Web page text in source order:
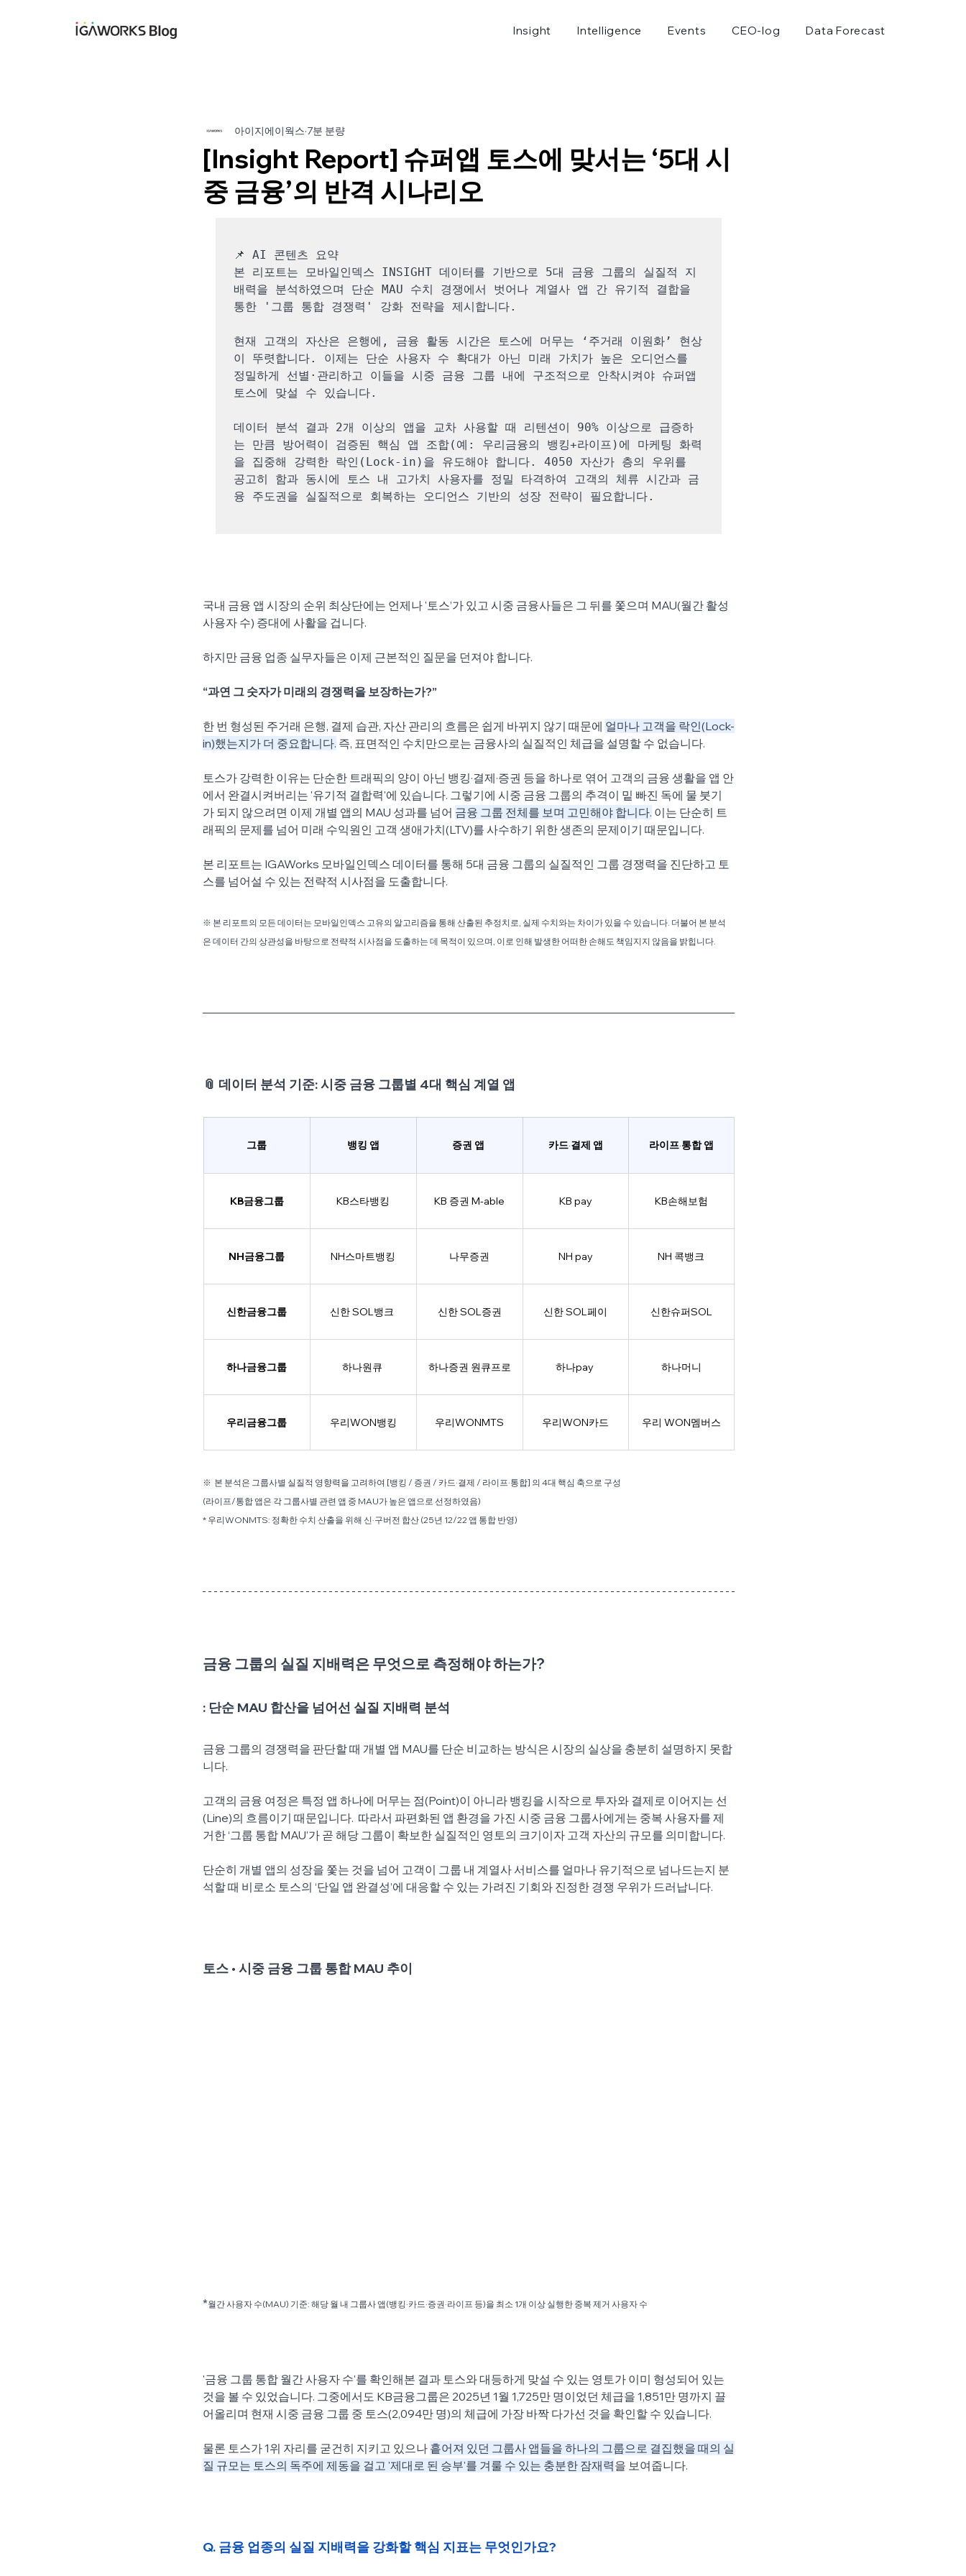
Insight Intelligence Events CEO-log Data Forecast
[Insight Report] 슈퍼앱 토스에 맞서는 ‘5대 시
중 금융’의 반격 시나리오
아이지에이웍스 7분 분량
📌 AI 콘텐츠 요약
본 리포트는 모바일인덱스 INSIGHT 데이터를 기반으로 5대 금융 그룹의 실질적 지
배력을 분석하였으며 단순 MAU 수치 경쟁에서 벗어나 계열사 앱 간 유기적 결합을
통한 '그룹 통합 경쟁력' 강화 전략을 제시합니다.
현재 고객의 자산은 은행에, 금융 활동 시간은 토스에 머무는 ‘주거래 이원화’ 현상
이 뚜렷합니다. 이제는 단순 사용자 수 확대가 아닌 미래 가치가 높은 오디언스를
정밀하게 선별·관리하고 이들을 시중 금융 그룹 내에 구조적으로 안착시켜야 슈퍼앱
토스에 맞설 수 있습니다.
데이터 분석 결과 2개 이상의 앱을 교차 사용할 때 리텐션이 90% 이상으로 급증하
는 만큼 방어력이 검증된 핵심 앱 조합(예: 우리금융의 뱅킹+라이프)에 마케팅 화력
을 집중해 강력한 락인(Lock-in)을 유도해야 합니다. 4050 자산가 층의 우위를
공고히 함과 동시에 토스 내 고가치 사용자를 정밀 타격하여 고객의 체류 시간과 금
융 주도권을 실질적으로 회복하는 오디언스 기반의 성장 전략이 필요합니다.
국내 금융 앱 시장의 순위 최상단에는 언제나 '토스’가 있고 시중 금융사들은 그 뒤를 쫓으며 MAU(월간 활성
사용자 수) 증대에 사활을 겁니다.
하지만 금융 업종 실무자들은 이제 근본적인 질문을 던져야 합니다.
“과연 그 숫자가 미래의 경쟁력을 보장하는가?”
한 번 형성된 주거래 은행, 결제 습관, 자산 관리의 흐름은 쉽게 바뀌지 않기 때문에 얼마나 고객을 락인(Lock-
in)했는지가 더 중요합니다. 즉, 표면적인 수치만으로는 금융사의 실질적인 체급을 설명할 수 없습니다.
토스가 강력한 이유는 단순한 트래픽의 양이 아닌 뱅킹·결제·증권 등을 하나로 엮어 고객의 금융 생활을 앱 안
에서 완결시켜버리는 '유기적 결합력'에 있습니다. 그렇기에 시중 금융 그룹의 추격이 밑 빠진 독에 물 붓기
가 되지 않으려면 이제 개별 앱의 MAU 성과를 넘어 금융 그룹 전체를 보며 고민해야 합니다. 이는 단순히 트
래픽의 문제를 넘어 미래 수익원인 고객 생애가치(LTV)를 사수하기 위한 생존의 문제이기 때문입니다.
본 리포트는 IGAWorks 모바일인덱스 데이터를 통해 5대 금융 그룹의 실질적인 그룹 경쟁력을 진단하고 토
스를 넘어설 수 있는 전략적 시사점을 도출합니다.
※ 본 리포트의 모든 데이터는 모바일인덱스 고유의 알고리즘을 통해 산출된 추정치로, 실제 수치와는 차이가 있을 수 있습니다. 더불어 본 분석
은 데이터 간의 상관성을 바탕으로 전략적 시사점을 도출하는 데 목적이 있으며, 이로 인해 발생한 어떠한 손해도 책임지지 않음을 밝힙니다.
📎 데이터 분석 기준: 시중 금융 그룹별 4대 핵심 계열 앱
그룹 뱅킹 앱 증권 앱 카드·결제 앱 라이프·통합 앱
KB금융그룹 KB스타뱅킹 KB 증권 M-able KB pay KB손해보험
NH금융그룹 NH스마트뱅킹 나무증권 NH pay NH 콕뱅크
신한금융그룹 신한 SOL뱅크 신한 SOL증권 신한 SOL페이 신한슈퍼SOL
하나금융그룹 하나원큐 하나증권 원큐프로 하나pay 하나머니
우리금융그룹 우리WON뱅킹 우리WONMTS 우리WON카드 우리 WON멤버스
※  본 분석은 그룹사별 실질적 영향력을 고려하여 [뱅킹 / 증권 / 카드·결제 / 라이프·통합] 의 4대 핵심 축으로 구성
(라이프/통합 앱은 각 그룹사별 관련 앱 중 MAU가 높은 앱으로 선정하였음)
* 우리WONMTS: 정확한 수치 산출을 위해 신·구버전 합산 (25년 12/22 앱 통합 반영)
금융 그룹의 실질 지배력은 무엇으로 측정해야 하는가?
: 단순 MAU 합산을 넘어선 실질 지배력 분석
금융 그룹의 경쟁력을 판단할 때 개별 앱 MAU를 단순 비교하는 방식은 시장의 실상을 충분히 설명하지 못합
니다.
고객의 금융 여정은 특정 앱 하나에 머무는 점(Point)이 아니라 뱅킹을 시작으로 투자와 결제로 이어지는 선
(Line)의 흐름이기 때문입니다.  따라서 파편화된 앱 환경을 가진 시중 금융 그룹사에게는 중복 사용자를 제
거한 ‘그룹 통합 MAU’가 곧 해당 그룹이 확보한 실질적인 영토의 크기이자 고객 자산의 규모를 의미합니다.
단순히 개별 앱의 성장을 쫓는 것을 넘어 고객이 그룹 내 계열사 서비스를 얼마나 유기적으로 넘나드는지 분
석할 때 비로소 토스의 ‘단일 앱 완결성’에 대응할 수 있는 가려진 기회와 진정한 경쟁 우위가 드러납니다.
토스 • 시중 금융 그룹 통합 MAU 추이
*월간 사용자 수(MAU) 기준: 해당 월 내 그룹사 앱(뱅킹·카드·증권·라이프 등)을 최소 1개 이상 실행한 중복 제거 사용자 수
'금융 그룹 통합 월간 사용자 수'를 확인해본 결과 토스와 대등하게 맞설 수 있는 영토가 이미 형성되어 있는
것을 볼 수 있었습니다. 그중에서도 KB금융그룹은 2025년 1월 1,725만 명이었던 체급을 1,851만 명까지 끌
어올리며 현재 시중 금융 그룹 중 토스(2,094만 명)의 체급에 가장 바짝 다가선 것을 확인할 수 있습니다.
물론 토스가 1위 자리를 굳건히 지키고 있으나 흩어져 있던 그룹사 앱들을 하나의 그룹으로 결집했을 때의 실
질 규모는 토스의 독주에 제동을 걸고 '제대로 된 승부'를 겨룰 수 있는 충분한 잠재력을 보여줍니다.
Q. 금융 업종의 실질 지배력을 강화할 핵심 지표는 무엇인가요?